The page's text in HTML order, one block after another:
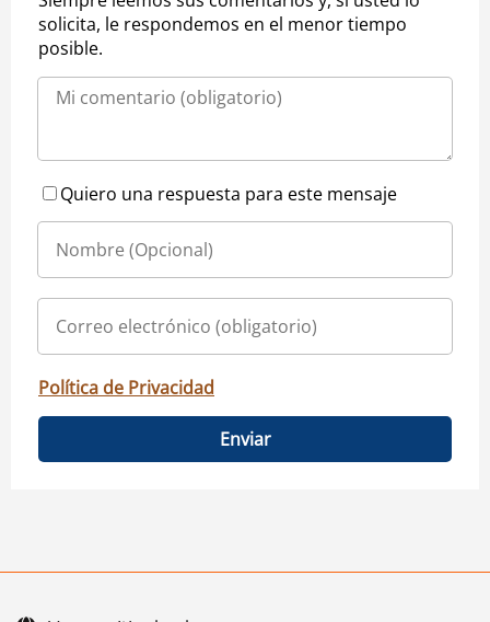
solicita, le respondemos en el menor tiempo
posible.
Quiero una respuesta para este mensaje
Política de Privacidad
Enviar